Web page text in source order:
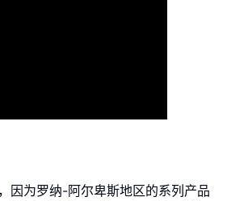
因为罗纳-阿尔卑斯地区的系列产品